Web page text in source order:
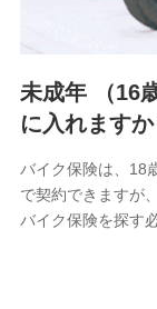
5.通話録音に
電話対応の品質
6.採用応募者の
採用選考および
7.社員（従業
退職関連処理
未成年 （16
に入れますか
バイク保険は、18
で契約できますが
バイク保険を探す